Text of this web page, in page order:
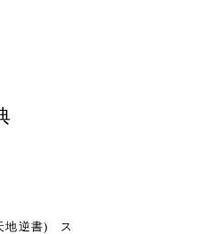
典
地逆書) ス